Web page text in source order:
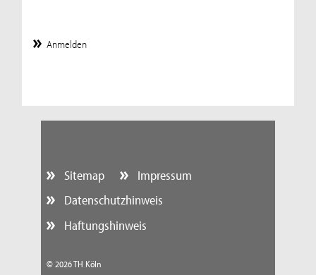
Anmelden
Sitemap
Impressum
Datenschutzhinweis
Haftungshinweis
© 2026 TH Köln